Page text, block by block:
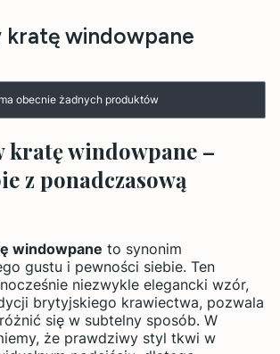
kratę windowpane
obecnie żadnych produktów
kratę windowpane –
z ponadczasową
windowpane to synonim
gustu i pewności siebie. Ten
niezwykle elegancki wzór,
brytyjskiego krawiectwa, pozwala
się w subtelny sposób. W
że prawdziwy styl tkwi w